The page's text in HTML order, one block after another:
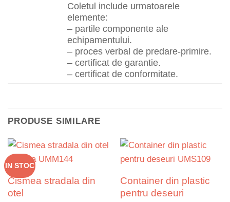
Coletul include urmatoarele
elemente:
– partile componente ale
echipamentului.
– proces verbal de predare-primire.
– certificat de garantie.
– certificat de conformitate.
PRODUSE SIMILARE
IN STOC
Cismea stradala din
otel
Container din plastic
pentru deseuri